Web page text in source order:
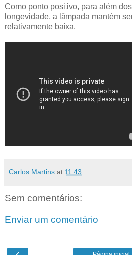
Como ponto positivo, para além
longevidade, a lâmpada mantém
relativamente baixa.
Carlos Martins at 11:43
Sem comentários:
Enviar um comentário